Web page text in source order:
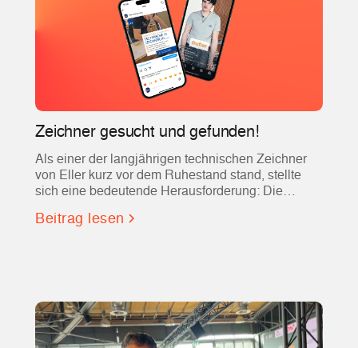
Zeichner gesucht und gefunden!
Als einer der langjährigen technischen Zeichner
von Eller kurz vor dem Ruhestand stand, stellte
sich eine bedeutende Herausforderung: Die
nur Erfahrung mit AutoCAD mitbrachte, sondern
Beitrag lesen